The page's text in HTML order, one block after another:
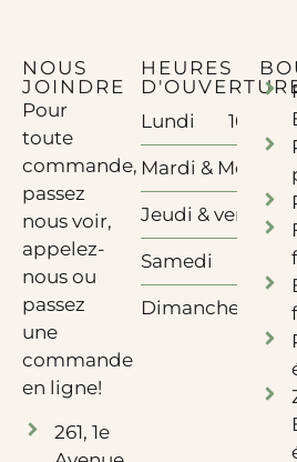
NOUS
JOINDRE
Pour
toute
commande,
passez
nous voir,
appelez-
nous ou
passez
une
commande
en ligne!
261, 1e
HEURES
Lundi
10h à
Mardi &
Jeudi & vendredi
Samedi 10h
Dimanche